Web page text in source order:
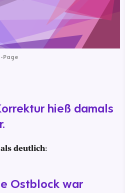
Page
hieß damals
deutlich:
Ostblock war